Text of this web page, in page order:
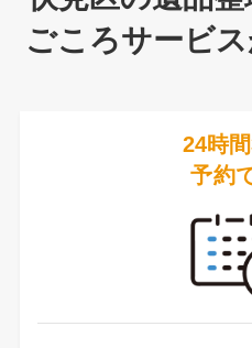
ごころサービ
24時
予約